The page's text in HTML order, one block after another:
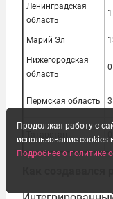
Ленинградская
область
Марий Эл
Нижегородская
область
0
Пермская область
Как создавался
Продолжая работу с
использование cookies
Подробнее о политике